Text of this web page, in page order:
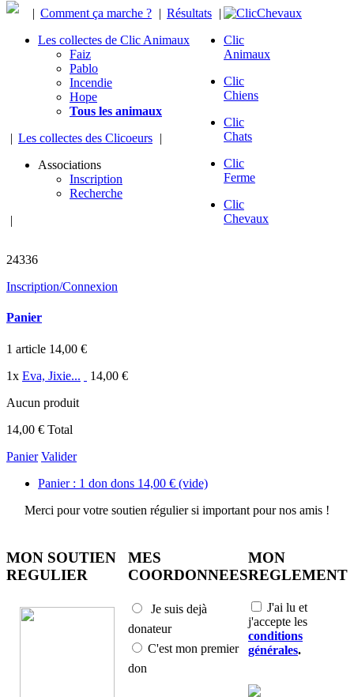
| Comment ça marche ? | Résultats |
Les collectes de Clic Animaux
Faiz
Pablo
Incendie
Hope
Tous les animaux
| Les collectes des Clicoeurs |
Associations
Inscription
Recherche
|
Clic
Animaux
Clic
Chiens
Clic
Chats
Clic
Ferme
Clic
Chevaux
24336
Inscription/Connexion
Panier
1 article 14,00 €
1x Eva, Jixie...
14,00 €
Aucun produit
14,00 € Total
Panier Valider
Panier : 1 don dons 14,00 € (vide)
Merci pour votre soutien régulier si important pour nos amis !
MON SOUTIEN
REGULIER
MES
COORDONNEES
Je suis dejà
donateur
C'est mon premier
don
MON
REGLEMENT
J'ai lu et
j'accepte les
conditions
générales.